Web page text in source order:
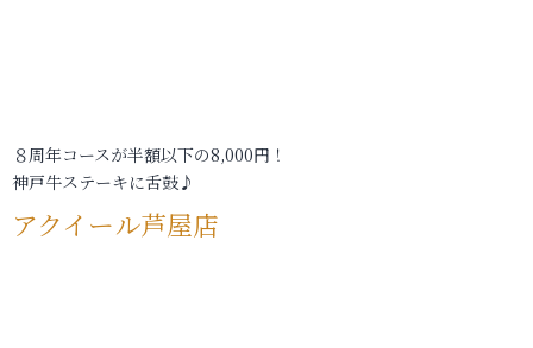
８周年コースが半額以下の8,000円！
神戸牛ステーキに舌鼓♪
アクイール芦屋店